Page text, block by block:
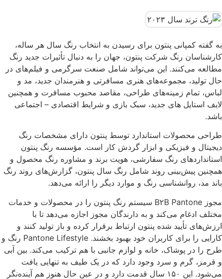
به گفته کمپانی پنتون برای رسیدن به انتخاب رنگ سال هر ساله،
کارشناسان رنگ شرکت پنتون، جهان را به دنبال تأثیرات جدید رنگ
مطالعه می‌کنند. این می‌تواند شامل صنعت سرگرمی و فیلم‌های در
حال تولید، مجموعه‌های هنری مسافرتی و هنرمندان جدید، مد و
لباس، تمام زمینه‌های طراحی، مقاصد محبوب مسافرت و همچنین
لایف استایل های جدید، سبک بازی و شرایط اقتصادی – اجتماعی
باشد.
طراحی محصولات استاندارد توسط پنتون دارای مشخصات رنگ
دیجیتال و فیزیکی و ابزار گردش کار است. مؤسسه رنگ پنتون
استانداردهای رنگ سفارشی، هویت برند و مشاوره رنگ محصول و
همچنین پیش‌بینی روند شامل رنگ سال پنتون، گزارش‌های روند رنگ
باند مد، روانشناسی رنگ و موارد دیگر را ارائه می‌دهد.
مجوز B۲B Pantone سیستم رنگ پنتون را در محصولات و خدمات
مختلف ادغام می‌کند و به دارندگان مجوز اجازه می‌دهد تا با
ارزش‌های تأیید شده پنتون ارتباط برقرار کرده و باز تولید کنند و
کارایی را برای کاربران خود بهبود بخشند. Pantone Lifestyle رنگ و
طرح را در پوشاک، خانه و لوازم جانبی با هم ترکیب می‌کند. بین آبی
و قرمز، گرم و سرد وجود دارد که در یک طیف به تنهایی یافت
می‌شود. این ۱۵۰ سال قدمت دارد و در عین حال هنوز هم آینده‌نگر